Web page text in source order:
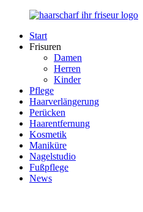
Zurück
Inhalt
Haarscharf
Händen
Start
Frisuren
Damen
Herren
Kinder
Pflege
Haarverlängerung
Perücken
Haarentfernung
Kosmetik
Maniküre
Nagelstudio
Fußpflege
News